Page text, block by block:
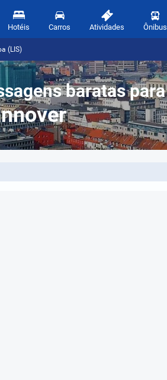
Hotéis Carros Atividades Ônibus
(LIS)
baratas para